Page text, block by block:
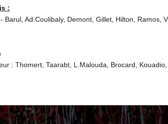
:
Barul, Ad.Coulibaly, Demont, Gillet, Hilton,
: Thomert, Taarabt, L.Malouda, Brocard,